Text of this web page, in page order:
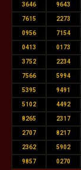
3646 9643
7615 2273
0956 7154
0413 0173
3752 2234
7566 5994
5395 9491
5102 4492
8265 2317
2707 8217
2362 5902
9857 0270